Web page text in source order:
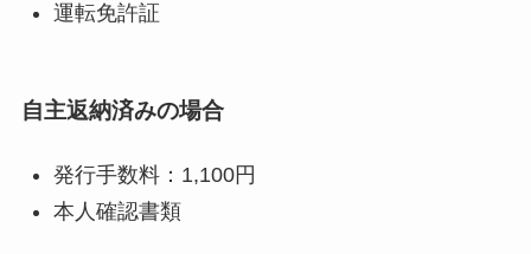
運転免許証
自主返納済みの場合
発行手数料：1,100円
本人確認書類